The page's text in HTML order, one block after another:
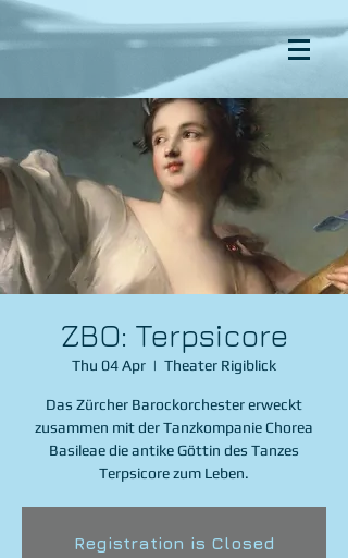
ZBO: Terpsicore
Thu 04 Apr
  |
Theater Rigiblick
Das Zürcher Barockorchester erweckt
zusammen mit der Tanzkompanie Chorea
Basileae die antike Göttin des Tanzes
Terpsicore zum Leben.
Registration is Closed